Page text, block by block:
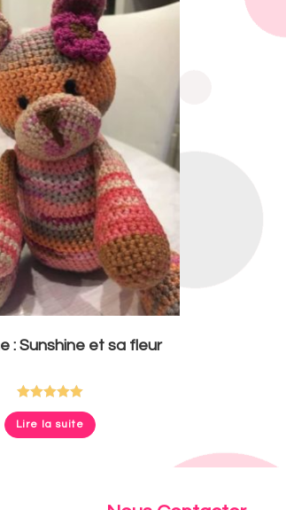
: Sunshine et sa fleur
Note5.00
sur 5
Lire la suite